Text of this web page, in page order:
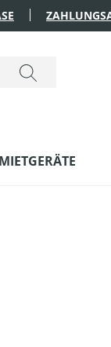
MIETGERÄTE